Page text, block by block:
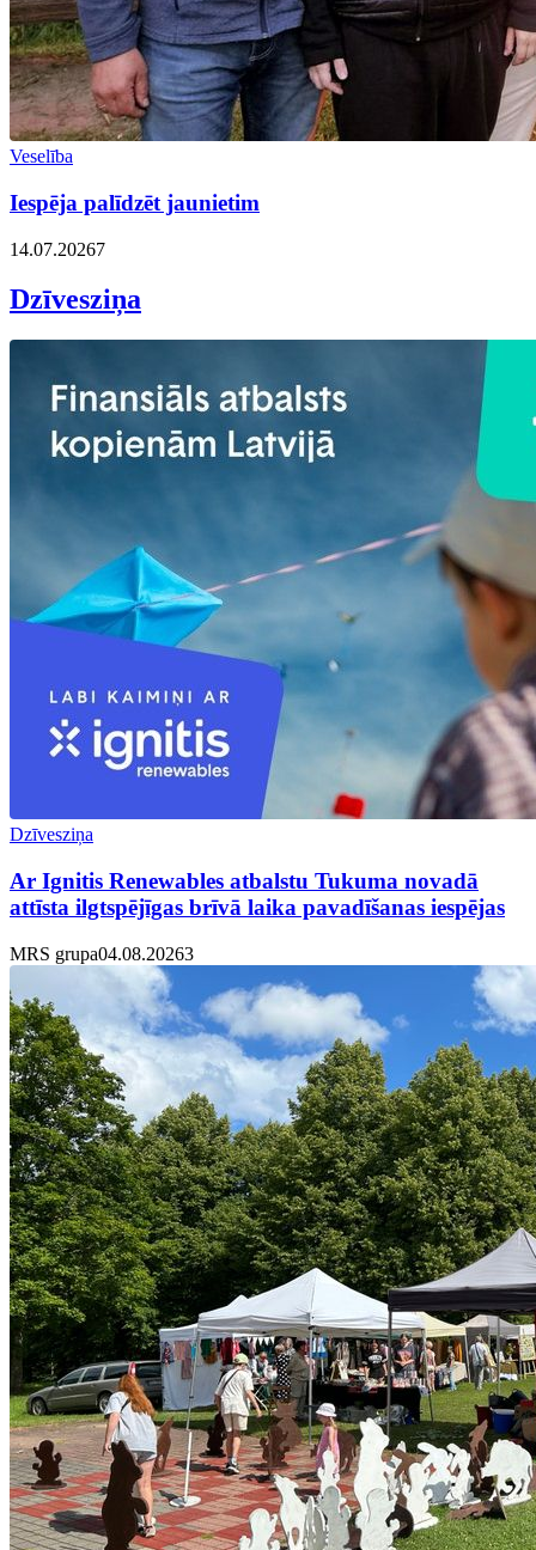
Veselība
Iespēja palīdzēt jaunietim
14.07.20267
Dzīvesziņa
Dzīvesziņa
Ar Ignitis Renewables atbalstu Tukuma novadā
attīsta ilgtspējīgas brīvā laika pavadīšanas iespējas
MRS grupa04.08.20263